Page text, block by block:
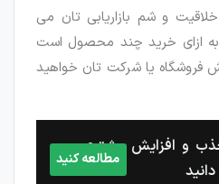
و شم بازاریابی تان می
به ازای خرید چند محصول است
فروشگاه یا شرکت تان خواهید
جذب و افزایش مشتری
مطالعه کنید